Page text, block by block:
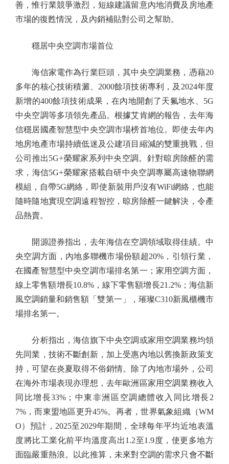
善，惟行業競爭激烈，短線建議留意內地消費及房地產
市場的復甦情況，及內銷補貼對公司之幫助。
穩居中央空調市場首位
海信家電作為行業巨頭，其中央空調業務，憑藉20
多年的核心技術積澱、2000餘項技術專利，及2024年度
新增的400餘項技術成果，在內地開創了天氟地水、5G
中央空調等多項領先產品。根據艾肯網的報告，去年海
信穩居國產智慧型中央空調市場榜首地位。即使去年內
地房地產市場持續低迷及公建項目縮減的雙重挑戰，但
公司推出5G+榮耀家系列中央空調。針對晾房除醛的需
求，海信5G+榮耀家搭載自研中央空調專屬高速物聯網
模組，自帶5G網絡，即使新裝用戶沒有WiFi網絡，也能
隨時隨地實現空調遠程智控，晾房除醛一鍵解決，令產
品熱賣。
開源證券指出，去年海信在空調領域取得佳績。中
央空調方面，內地多聯機市場份額超20%，引領行業，
在國產智慧型中央空調市場排名第一；家用空調方面，
線上零售額增長10.8%，線下零售額增長21.2%；海信新
風空調銷量和銷售額「雙第一」，璀璨C310新風櫃機市
場排名第一。
分析指出，海信旗下中央空調或家用空調業務均領
先同業，技術不斷創新，加上受惠內地以舊換新政策支
持，可望在炎夏取得不俗銷情。除了內地市場外，公司
在海外市場表現亦理想，去年歐洲區家用空調業務收入
同比增長33%；中東非洲區空調總體收入同比增長2
7%，而東盟地區更升45%。再者，世界氣象組織（WM
O）預計，2025至2029年期間，全球每年平均近地表溫
度將比工業化前平均溫度高出1.2至1.9度，使更多地方
面臨嚴重熱浪。以此推算，未來對空調的需求只會不斷